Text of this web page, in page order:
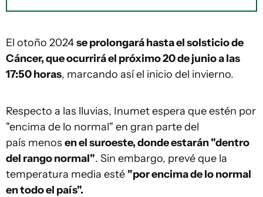
El otoño 2024se prolongará hasta el solsticio de
Cáncer, que ocurrirá el próximo 20 de junio a las
17:50 horas, marcando así el inicio del invierno.
Respecto a las lluvias, Inumet espera que estén por
"encima de lo normal" en gran parte del
país menos en el suroeste, donde estarán "dentro
del rango normal". Sin embargo, prevé que la
temperatura media esté "por encima de lo normal
en todo el país".